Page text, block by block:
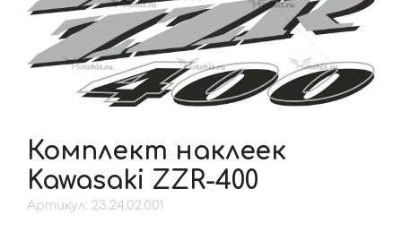
Комплект наклеек
Kawasaki ZZR-400
Артикул: 23.24.02.001